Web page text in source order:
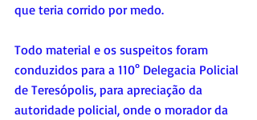
que teria corrido por medo.
Todo material e os suspeitos foram
conduzidos para a 110° Delegacia Policial
de Teresópolis, para apreciação da
autoridade policial, onde o morador da